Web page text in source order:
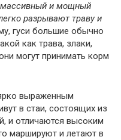
и мощный
разрывают траву и
гуси большие обычно
как трава, злаки,
могут принимать корм
выраженным
в стаи, состоящих из
и отличаются высоким
маршируют и летают в